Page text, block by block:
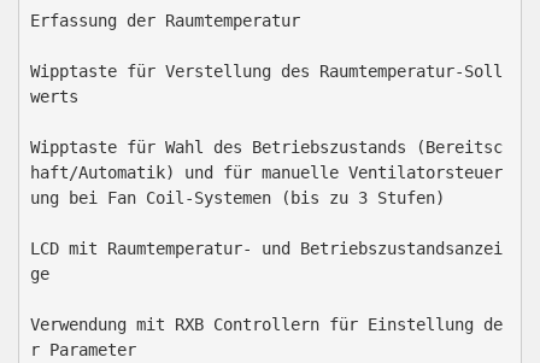
Erfassung der Raumtemperatur
Wipptaste für Verstellung des Raumtemperatur-Soll
werts
Wipptaste für Wahl des Betriebszustands (Bereitsc
haft/Automatik) und für manuelle Ventilatorsteuer
ung bei Fan Coil-Systemen (bis zu 3 Stufen)
LCD mit Raumtemperatur- und Betriebszustandsanzei
ge
Verwendung mit RXB Controllern für Einstellung de
r Parameter